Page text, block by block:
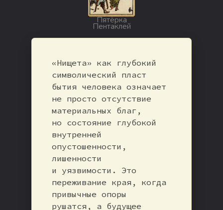
Пятёрка
Пентаклей
«Нищета» как глубокий
символический пласт
бытия человека означает
не просто отсутствие
материальных благ,
но состояние глубокой
внутренней
опустошенности,
лишенности
и уязвимости. Это
переживание края, когда
привычные опоры
рушатся, а будущее